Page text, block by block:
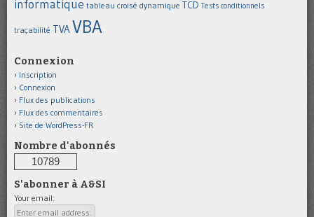
informatique tableau croisé dynamique TCD Tests conditionnels
traçabilité TVAVBA
Connexion
Inscription
Connexion
Flux des publications
Flux des commentaires
Site de WordPress-FR
Nombre d'abonnés
10789
S'abonner à A&SI
Your email: